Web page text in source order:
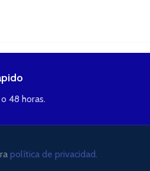
48 horas.
política de privacidad.